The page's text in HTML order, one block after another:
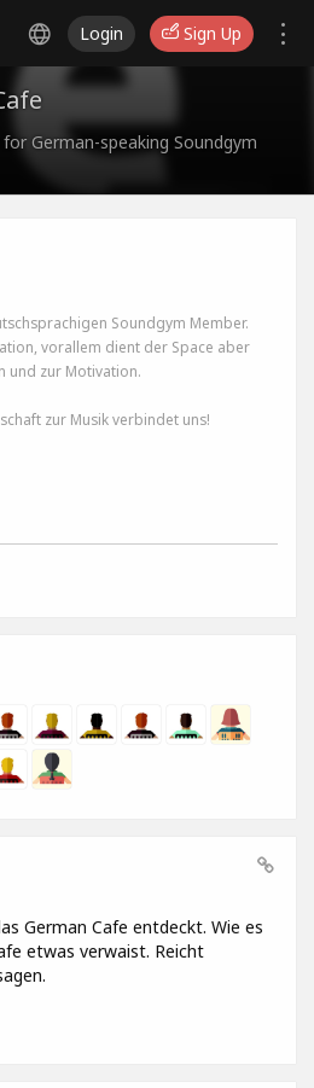
Login Sign Up
German-speaking Soundgym
Soundgym Member.
vorallem dient der Space aber
und zur Motivation.
zur Musik verbindet uns!
German Cafe entdeckt. Wie es
etwas verwaist. Reicht